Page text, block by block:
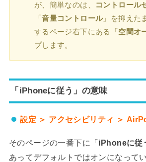
が、簡単なのは、
コントロール
「音量コントロール」を抑えた
するページ右下にある「空間オ
プします。
「iPhoneに従う」の意味
設定 ＞ アクセシビリティ ＞
そのページの一番下に「iPhoneに従
あってデフォルトではオンになってい